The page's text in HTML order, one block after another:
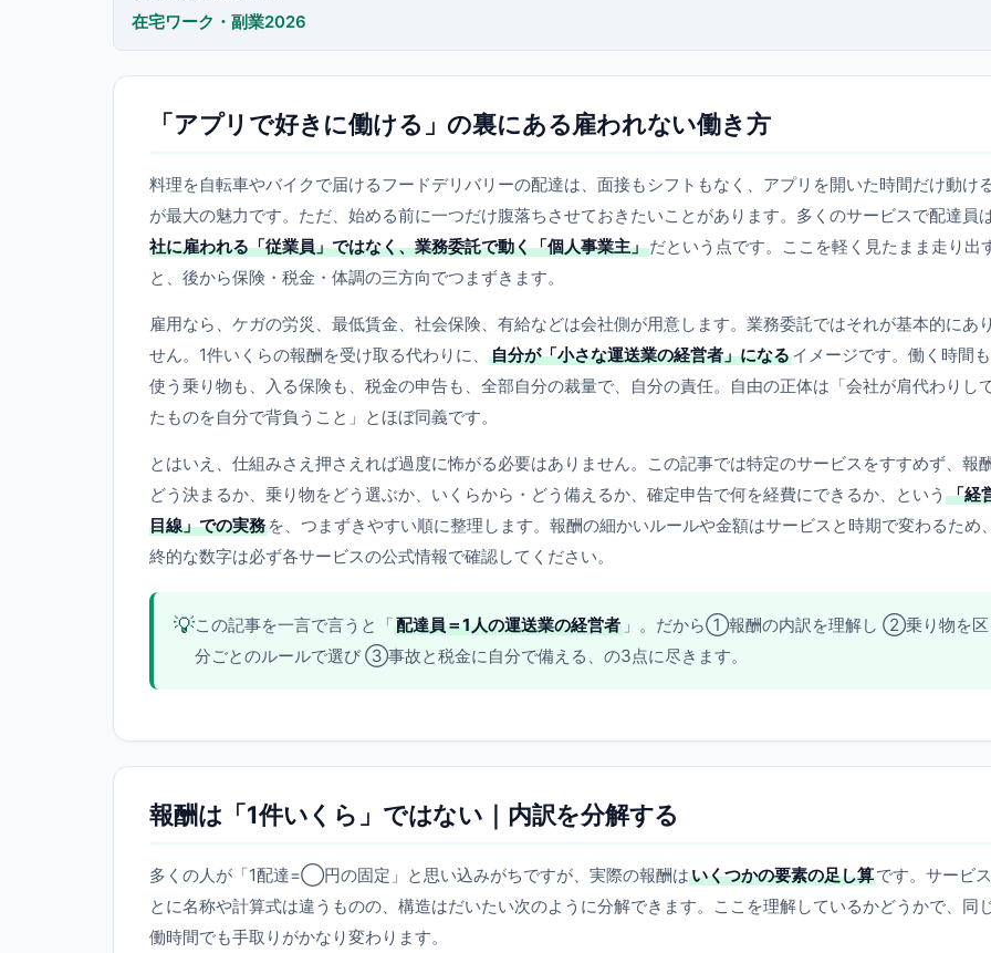
在宅ワーク・副業2026
「アプリで好きに働ける」の裏にある雇われない働き方
料理を自転車やバイクで届けるフードデリバリーの配達は、面接もシフトもなく、アプリを開いた時間だけ動け
が最大の魅力です。ただ、始める前に一つだけ腹落ちさせておきたいことがあります。多くのサービスで配達員
社に雇われる「従業員」ではなく、業務委託で動く「個人事業主」だという点です。ここを軽く見たまま走り出
と、後から保険・税金・体調の三方向でつまずきます。
雇用なら、ケガの労災、最低賃金、社会保険、有給などは会社側が用意します。業務委託ではそれが基本的にあ
せん。1件いくらの報酬を受け取る代わりに、
自分が「小さな運送業の経営者」になるイメージです。働く時間
使う乗り物も、入る保険も、税金の申告も、全部自分の裁量で、自分の責任。自由の正体は「会社が肩代わりし
たものを自分で背負うこと」とほぼ同義です。
とはいえ、仕組みさえ押さえれば過度に怖がる必要はありません。この記事では特定のサービスをすすめず、報
どう決まるか、乗り物をどう選ぶか、いくらから・どう備えるか、確定申告で何を経費にできるか、という 「経
目線」での実務 を、つまずきやすい順に整理します。報酬の細かいルールや金額はサービスと時期で変わるため
終的な数字は必ず各サービスの公式情報で確認してください。
💡この記事を一言で言うと「配達員＝1人の運送業の経営者 」。だから①報酬の内訳を理解し ②乗り物を区
分ごとのルールで選び ③事故と税金に自分で備える、の3点に尽きます。
報酬は「1件いくら」ではない｜内訳を分解する
多くの人が「1配達=◯円の固定」と思い込みがちですが、実際の報酬はいくつかの要素の足し算です。サービ
とに名称や計算式は違うものの、構造はだいたい次のように分解できます。ここを理解しているかどうかで、同
働時間でも手取りがかなり変わります。